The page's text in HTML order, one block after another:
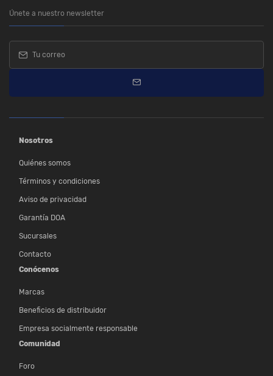
Únete a nuestro newsletter
Nosotros
Quiénes somos
Términos y condiciones
Aviso de privacidad
Garantía DOA
Sucursales
Contacto
Conócenos
Marcas
Beneficios de distribuidor
Empresa socialmente responsable
Comunidad
Foro